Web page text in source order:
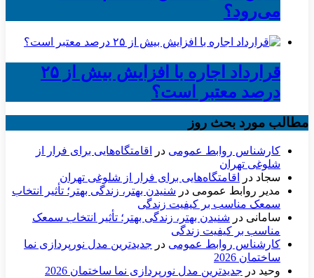
می‌رود؟
قرارداد اجاره با افزایش بیش از ۲۵
درصد معتبر است؟
مطالب مورد بحث روز
کارشناس روابط عمومی در
اقامتگاه‌هایی برای فرار از
شلوغی تهران
سجاد در
اقامتگاه‌هایی برای فرار از شلوغی تهران
مدیر روابط عمومی در شنیدن بهتر، زندگی بهتر؛ تأثیر انتخاب
سمعک مناسب بر کیفیت زندگی
سامانی در شنیدن بهتر، زندگی بهتر؛ تأثیر انتخاب سمعک
مناسب بر کیفیت زندگی
کارشناس روابط عمومی در جدیدترین مدل نورپردازی نما
ساختمان 2026
وحید در جدیدترین مدل نورپردازی نما ساختمان 2026